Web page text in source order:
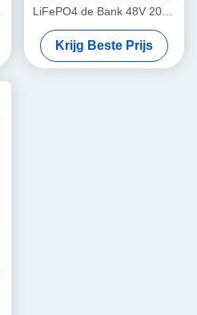
LiFePO4 de Bank 48V 20Ah
Telecommunicatiebatterij
met LEIDENE Indicatoren
Krijg Beste Prijs